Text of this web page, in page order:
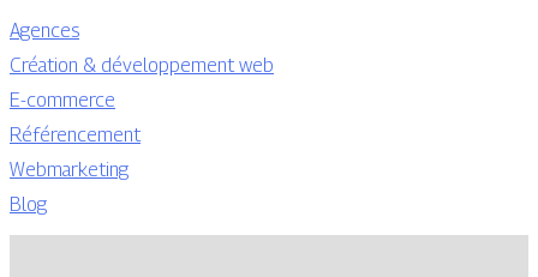
Agences
Création & développement web
E-commerce
Référencement
Webmarketing
Blog